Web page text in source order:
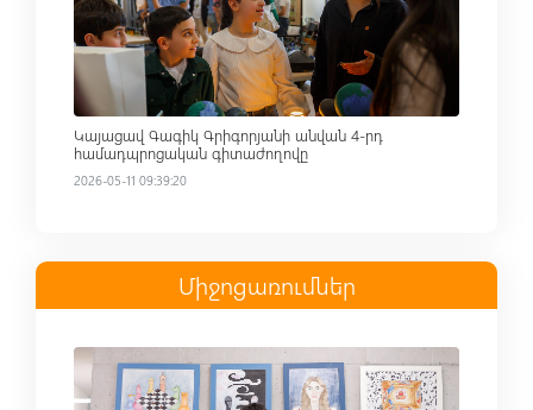
Կայացավ Գագիկ Գրիգորյանի անվան 4-րդ
համադպրոցական գիտաժողովը
2026-05-11 09:39:20
Միջոցառումներ
Read more